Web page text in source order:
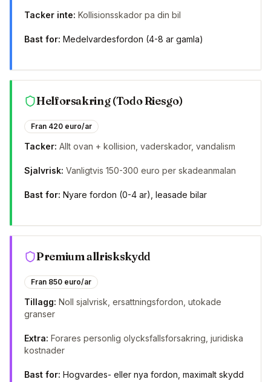
Tacker inte: Kollisionsskador pa din bil
Bast for: Medelvardesfordon (4-8 ar gamla)
Helforsakring (Todo Riesgo)
Fran 420 euro/ar
Tacker: Allt ovan + kollision, vaderskador, vandalism
Sjalvrisk: Vanligtvis 150-300 euro per skadeanmalan
Bast for: Nyare fordon (0-4 ar), leasade bilar
Premium allriskskydd
Fran 850 euro/ar
Tillagg: Noll sjalvrisk, ersattningsfordon, utokade
granser
Extra: Forares personlig olycksfallsforsakring, juridiska
kostnader
Bast for: Hogvardes- eller nya fordon, maximalt skydd